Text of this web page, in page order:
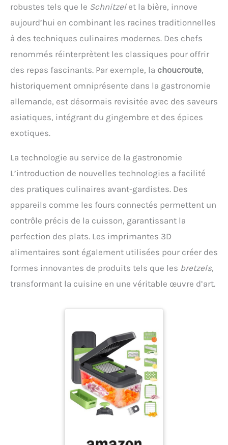
robustes tels que le Schnitzelet la bière, innove
aujourd’hui en combinant les racines traditionnelles
à des techniques culinaires modernes. Des chefs
renommés réinterprètent les classiques pour offrir
des repas fascinants. Par exemple, la choucroute,
historiquement omniprésente dans la gastronomie
allemande, est désormais revisitée avec des saveurs
asiatiques, intégrant du gingembre et des épices
exotiques.
La technologie au service de la gastronomie
L’introduction de nouvelles technologies a facilité
des pratiques culinaires avant-gardistes. Des
appareils comme les fours connectés permettent un
contrôle précis de la cuisson, garantissant la
perfection des plats. Les imprimantes 3D
alimentaires sont également utilisées pour créer des
formes innovantes de produits tels que les bretzels,
transformant la cuisine en une véritable œuvre d’art.